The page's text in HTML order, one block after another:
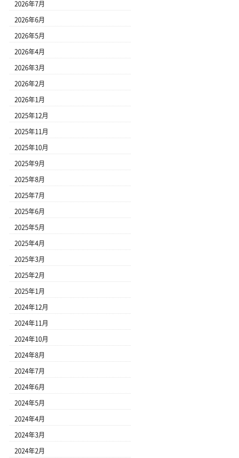
2026年7月
2026年6月
2026年5月
2026年4月
2026年3月
2026年2月
2026年1月
2025年12月
2025年11月
2025年10月
2025年9月
2025年8月
2025年7月
2025年6月
2025年5月
2025年4月
2025年3月
2025年2月
2025年1月
2024年12月
2024年11月
2024年10月
2024年8月
2024年7月
2024年6月
2024年5月
2024年4月
2024年3月
2024年2月